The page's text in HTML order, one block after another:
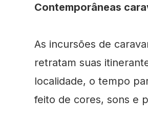
Contemporâneas
As incursões de
retratam suas
localidade, o tempo
feito de cores, sons e